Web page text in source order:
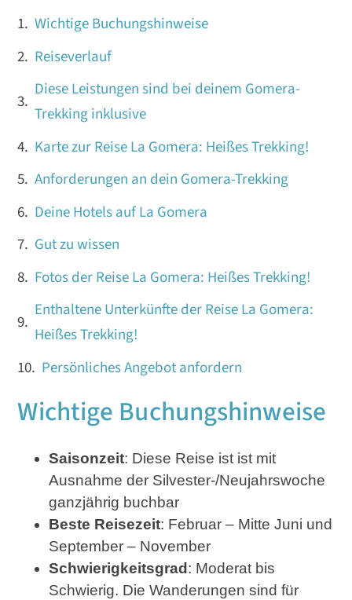
Wichtige Buchungshinweise
Reiseverlauf
Diese Leistungen sind bei deinem Gomera-
Trekking inklusive
Karte zur Reise La Gomera: Heißes Trekking!
Anforderungen an dein Gomera-Trekking
Deine Hotels auf La Gomera
Gut zu wissen
Fotos der Reise La Gomera: Heißes Trekking!
Enthaltene Unterkünfte der Reise La Gomera:
Heißes Trekking!
Persönliches Angebot anfordern
Wichtige Buchungshinweise
Saisonzeit: Diese Reise ist ist mit
Ausnahme der Silvester-/Neujahrswoche
ganzjährig buchbar
Beste Reisezeit: Februar – Mitte Juni und
September – November
Schwierigkeitsgrad : Moderat bis
Schwierig. Die Wanderungen sind für